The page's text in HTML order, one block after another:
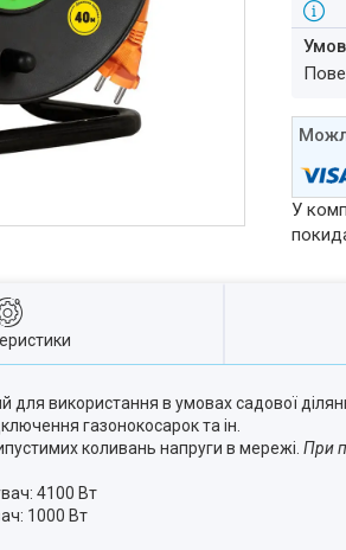
У
для використання в умовах садової
газонокосарок та ін.
коливань напруги в мережі. При
4100 Вт
1000 Вт